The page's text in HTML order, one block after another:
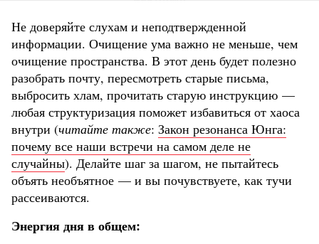
Не доверяйте слухам и неподтвержденной
информации. Очищение ума важно не меньше, чем
очищение пространства. В этот день будет полезно
разобрать почту, пересмотреть старые письма,
выбросить хлам, прочитать старую инструкцию —
любая структуризация поможет избавиться от хаоса
внутри (читайте также: Закон резонанса Юнга:
почему все наши встречи на самом деле не
случайны). Делайте шаг за шагом, не пытайтесь
объять необъятное — и вы почувствуете, как тучи
рассеиваются.
Энергия дня в общем: